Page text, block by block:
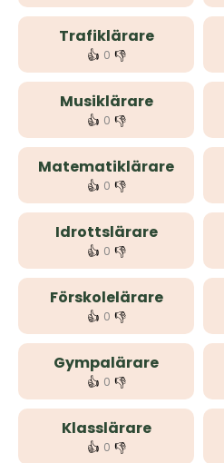
Trafiklärare
👍 0 👎
Musiklärare
👍 0 👎
Matematiklärare
👍 0 👎
Idrottslärare
👍 0 👎
Förskolelärare
👍 0 👎
Gympalärare
👍 0 👎
Klasslärare
👍 0 👎